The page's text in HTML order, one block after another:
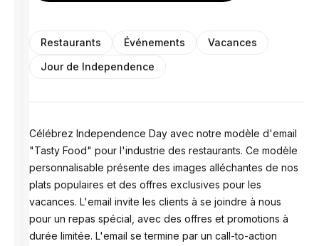
Restaurants Événements
Vacances
Jour de Independence
Célébrez Independence Day avec notre modèle d'email
"Tasty Food" pour l'industrie des restaurants. Ce modèle
personnalisable présente des images alléchantes de nos
plats populaires et des offres exclusives pour les
vacances. L'email invite les clients à se joindre à nous
pour un repas spécial, avec des offres et promotions à
durée limitée. L'email se termine par un call-to-action